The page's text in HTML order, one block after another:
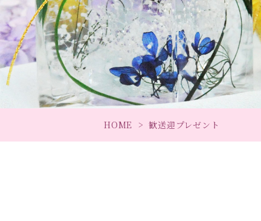
HOME 歓送迎プレゼント